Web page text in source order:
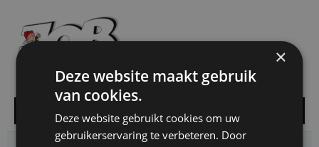
Alle vacatures
×
Deze website maakt gebruik
van cookies.
Deze website gebruikt cookies om uw
gebruikerservaring te verbeteren. Door